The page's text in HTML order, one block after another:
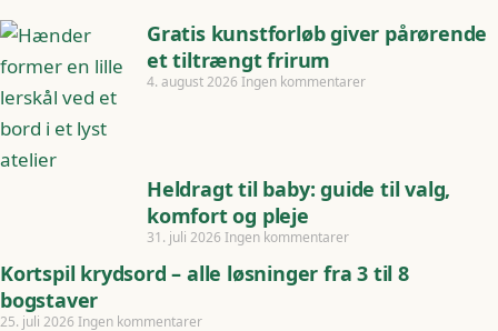
Gratis kunstforløb giver pårørende
et tiltrængt frirum
4. august 2026 Ingen kommentarer
Heldragt til baby: guide til valg,
komfort og pleje
31. juli 2026 Ingen kommentarer
Kortspil krydsord – alle løsninger fra 3 til 8
bogstaver
25. juli 2026 Ingen kommentarer